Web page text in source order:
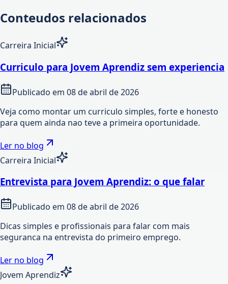
Conteudos relacionados
Carreira Inicial
Curriculo para Jovem Aprendiz sem experiencia
Publicado em 08 de abril de 2026
Veja como montar um curriculo simples, forte e honesto
para quem ainda nao teve a primeira oportunidade.
Ler no blog
Carreira Inicial
Entrevista para Jovem Aprendiz: o que falar
Publicado em 08 de abril de 2026
Dicas simples e profissionais para falar com mais
seguranca na entrevista do primeiro emprego.
Ler no blog
Jovem Aprendiz